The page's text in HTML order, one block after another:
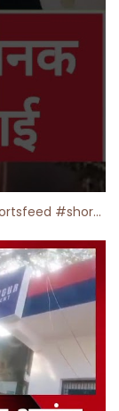
होतक में अचानक आग लगने से मचा हड़कंप ! #shortsfeed #shorts #viralshorts